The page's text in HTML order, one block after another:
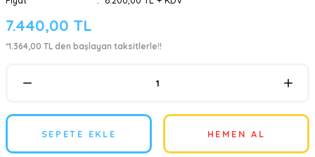
7.440,00 TL
*1.364,00 TL den başlayan taksitlerle!!
SEPETE EKLE HEMEN AL